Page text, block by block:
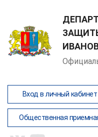
Вход в личный кабинет
Общественная